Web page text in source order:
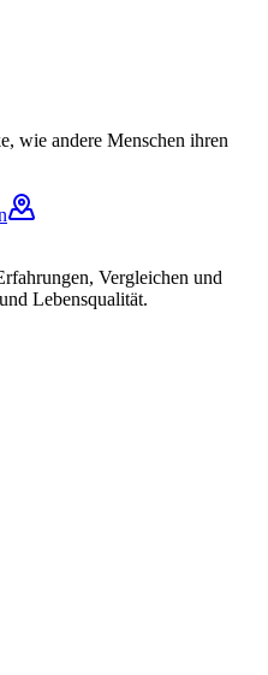
wie andere Menschen ihren
Vergleichen und
Lebensqualität.